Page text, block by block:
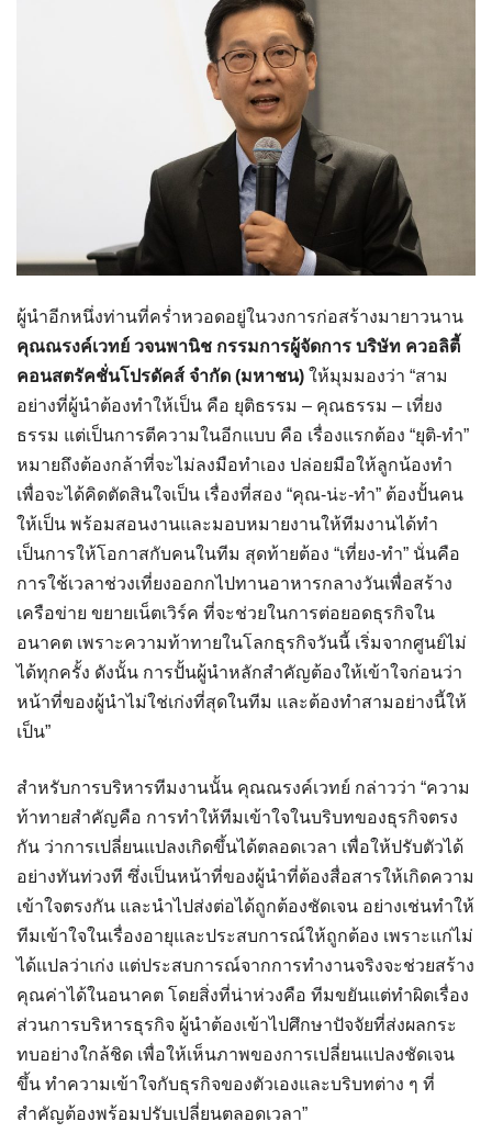
ผู้นำอีกหนึ่งท่านที่คร่ำหวอดอยู่ในวงการก่อสร้างมายาวนาน
คุณณรงค์เวทย์ วจนพานิช กรรมการผู้จัดการ บริษัท ควอลิตี้
คอนสตรัคชั่นโปรดัคส์ จำกัด (มหาชน) ให้มุมมองว่า “สาม
อย่างที่ผู้นำต้องทำให้เป็น คือ ยุติธรรม – คุณธรรม – เที่ยง
ธรรม แต่เป็นการตีความในอีกแบบ คือ เรื่องแรกต้อง “ยุติ-ทำ”
หมายถึงต้องกล้าที่จะไม่ลงมือทำเอง ปล่อยมือให้ลูกน้องทำ
เพื่อจะได้คิดตัดสินใจเป็น เรื่องที่สอง “คุณ-น่ะ-ทำ” ต้องปั้นคน
ให้เป็น พร้อมสอนงานและมอบหมายงานให้ทีมงานได้ทำ
เป็นการให้โอกาสกับคนในทีม สุดท้ายต้อง “เที่ยง-ทำ” นั่นคือ
การใช้เวลาช่วงเที่ยงออกกไปทานอาหารกลางวันเพื่อสร้าง
เครือข่าย ขยายเน็ตเวิร์ค ที่จะช่วยในการต่อยอดธุรกิจใน
อนาคต เพราะความท้าทายในโลกธุรกิจวันนี้ เริ่มจากศูนย์ไม่
ได้ทุกครั้ง ดังนั้น การปั้นผู้นำหลักสำคัญต้องให้เข้าใจก่อนว่า
หน้าที่ของผู้นำไม่ใช่เก่งที่สุดในทีม และต้องทำสามอย่างนี้ให้
เป็น”
สำหรับการบริหารทีมงานนั้น คุณณรงค์เวทย์ กล่าวว่า “ความ
ท้าทายสำคัญคือ การทำให้ทีมเข้าใจในบริบทของธุรกิจตรง
กัน ว่าการเปลี่ยนแปลงเกิดขึ้นได้ตลอดเวลา เพื่อให้ปรับตัวได้
อย่างทันท่วงที ซึ่งเป็นหน้าที่ของผู้นำที่ต้องสื่อสารให้เกิดความ
เข้าใจตรงกัน และนำไปส่งต่อได้ถูกต้องชัดเจน อย่างเช่นทำให้
ทีมเข้าใจในเรื่องอายุและประสบการณ์ให้ถูกต้อง เพราะแก่ไม่
ได้แปลว่าเก่ง แต่ประสบการณ์จากการทำงานจริงจะช่วยสร้าง
คุณค่าได้ในอนาคต โดยสิ่งที่น่าห่วงคือ ทีมขยันแต่ทำผิดเรื่อง
ส่วนการบริหารธุรกิจ ผู้นำต้องเข้าไปศึกษาปัจจัยที่ส่งผลกระ
ทบอย่างใกล้ชิด เพื่อให้เห็นภาพของการเปลี่ยนแปลงชัดเจน
ขึ้น ทำความเข้าใจกับธุรกิจของตัวเองและบริบทต่าง ๆ ที่
สำคัญต้องพร้อมปรับเปลี่ยนตลอดเวลา”